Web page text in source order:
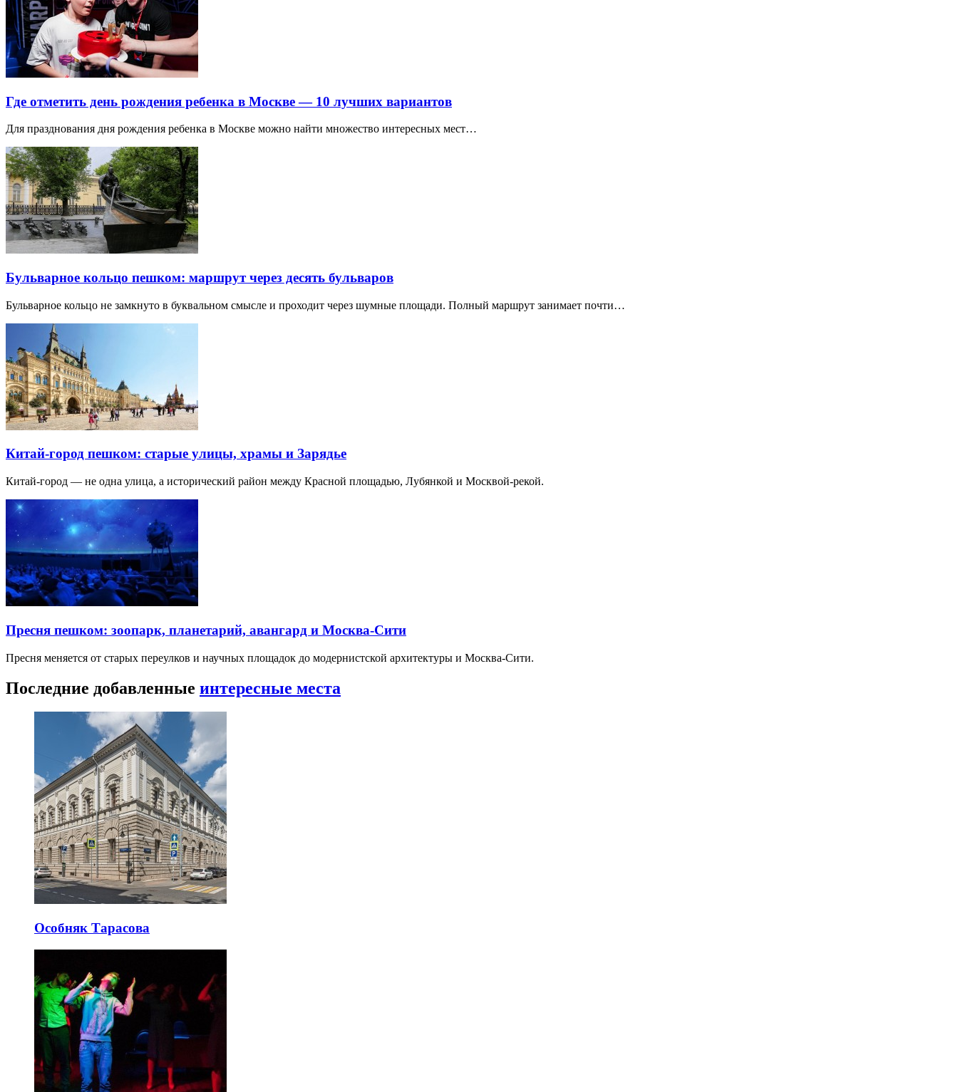
Где отметить день рождения ребенка в Москве — 10 лучших вариантов
Для празднования дня рождения ребенка в Москве можно найти множество интересных мест…
Бульварное кольцо пешком: маршрут через десять бульваров
Бульварное кольцо не замкнуто в буквальном смысле и проходит через шумные площади. Полный маршрут занимает почти…
Китай-город пешком: старые улицы, храмы и Зарядье
Китай-город — не одна улица, а исторический район между Красной площадью, Лубянкой и Москвой-рекой.
Пресня пешком: зоопарк, планетарий, авангард и Москва-Сити
Пресня меняется от старых переулков и научных площадок до модернистской архитектуры и Москва-Сити.
Последние добавленные интересные места
Особняк Тарасова